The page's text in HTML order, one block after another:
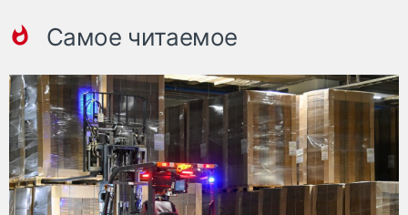
Самое читаемое